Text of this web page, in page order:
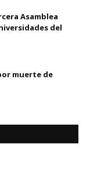
Asamblea
del
muerte de